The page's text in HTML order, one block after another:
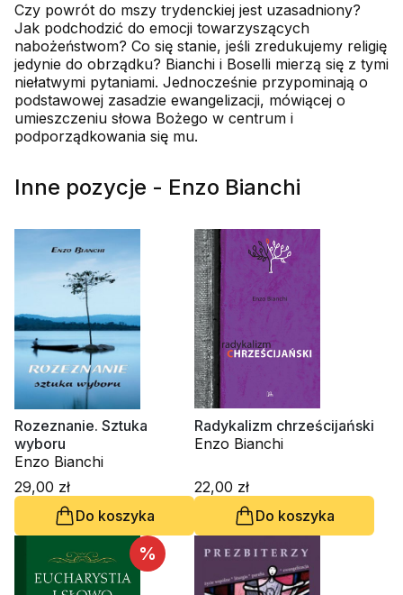
Czy powrót do mszy trydenckiej jest uzasadniony?
Jak podchodzić do emocji towarzyszących
nabożeństwom? Co się stanie, jeśli zredukujemy religię
jedynie do obrządku? Bianchi i Boselli mierzą się z tymi
niełatwymi pytaniami. Jednocześnie przypominają o
podstawowej zasadzie ewangelizacji, mówiącej o
umieszczeniu słowa Bożego w centrum i
podporządkowania się mu.
Inne pozycje - Enzo Bianchi
Rozeznanie. Sztuka
wyboru
Enzo Bianchi
29,00 zł
Do koszyka
Radykalizm chrześcijański
Enzo Bianchi
22,00 zł
Do koszyka
%